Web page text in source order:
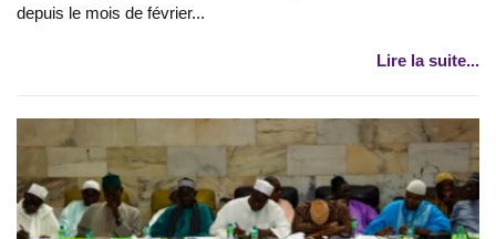
depuis le mois de février...
Lire la suite...